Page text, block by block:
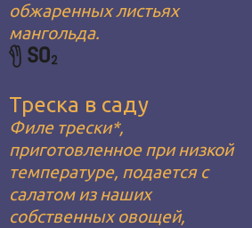
обжаренных листьях
мангольда.
Треска в саду
Филе трески*,
приготовленное при низкой
температуре, подается с
салатом из наших
собственных овощей,